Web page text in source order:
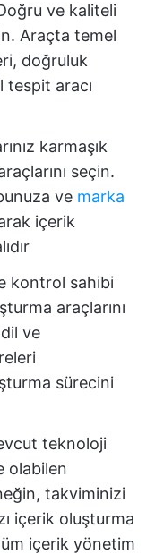
ve kaliteli
Araçta temel
doğruluk
aracı
karmaşık
seçin.
ve marka
içerik
kontrol sahibi
araçlarını
ve
sürecini
teknoloji
olabilen
takviminizi
içerik oluşturma
içerik yönetim